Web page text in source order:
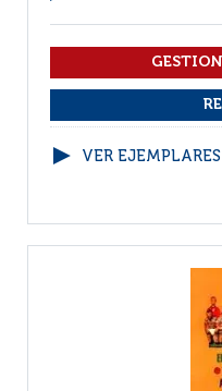
VER EJEMPLARES